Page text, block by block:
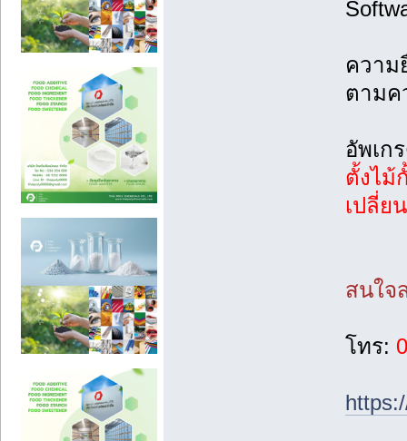
ความ
ตามค
อัพเก
ตั้งไม้
เปลี่ย
สนใจ
โทร: